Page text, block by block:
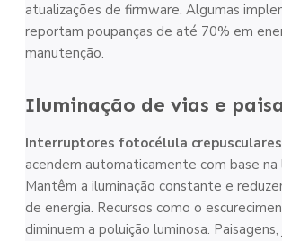
atualizações de firmware. Algumas
reportam poupanças de até 70% em
manutenção.
Iluminação de vias e
Interruptores fotocélula crepusculares
acendem automaticamente com base na
Mantêm a iluminação constante e
de energia. Recursos como o
diminuem a poluição luminosa. Paisagens,